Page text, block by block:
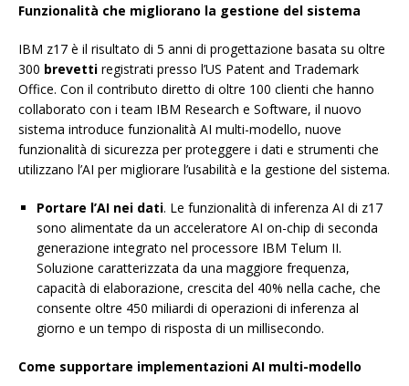
Funzionalità che migliorano la gestione del sistema
IBM z17 è il risultato di 5 anni di progettazione basata su oltre
300 brevetti registrati presso l’US Patent and Trademark
Office. Con il contributo diretto di oltre 100 clienti che hanno
collaborato con i team IBM Research e Software, il nuovo
sistema introduce funzionalità AI multi-modello, nuove
funzionalità di sicurezza per proteggere i dati e strumenti che
utilizzano l’AI per migliorare l’usabilità e la gestione del sistema.
Portare l’AI nei dati. Le funzionalità di inferenza AI di z17
sono alimentate da un acceleratore AI on-chip di seconda
generazione integrato nel processore IBM Telum II.
Soluzione caratterizzata da una maggiore frequenza,
capacità di elaborazione, crescita del 40% nella cache, che
consente oltre 450 miliardi di operazioni di inferenza al
giorno e un tempo di risposta di un millisecondo.
Come supportare implementazioni AI multi-modello